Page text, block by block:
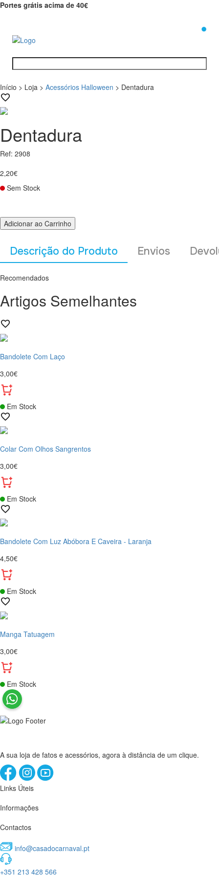
Portes grátis acima de 40€
Início > Loja > Acessórios Halloween > Dentadura
Dentadura
Ref: 2908
2,20€
Sem Stock
Adicionar ao Carrinho
Descrição do Produto Envios
Recomendados
Artigos Semelhantes
Bandolete Com Laço
3,00€
Em Stock
Colar Com Olhos Sangrentos
3,00€
Em Stock
Bandolete Com Luz Abóbora E Caveira - Laranja
4,50€
Em Stock
Manga Tatuagem
3,00€
Em Stock
A sua loja de fatos e acessórios, agora à distância de um clique.
Links Úteis
Informações
Contactos
info@casadocarnaval.pt
+351 213 428 566